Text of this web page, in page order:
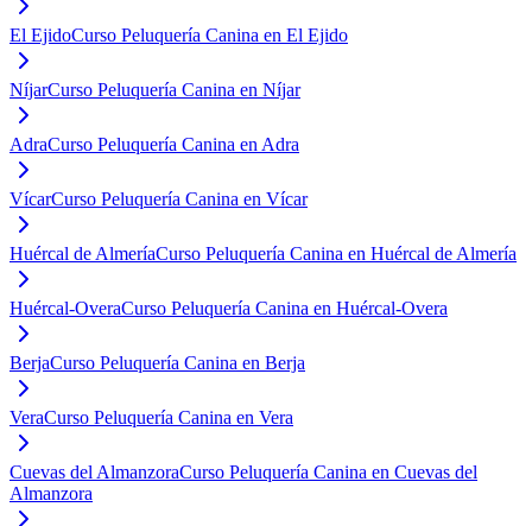
El EjidoCurso Peluquería Canina en El Ejido
NíjarCurso Peluquería Canina en Níjar
AdraCurso Peluquería Canina en Adra
VícarCurso Peluquería Canina en Vícar
Huércal de AlmeríaCurso Peluquería Canina en Huércal de Almería
Huércal-OveraCurso Peluquería Canina en Huércal-Overa
BerjaCurso Peluquería Canina en Berja
VeraCurso Peluquería Canina en Vera
Cuevas del AlmanzoraCurso Peluquería Canina en Cuevas del
Almanzora